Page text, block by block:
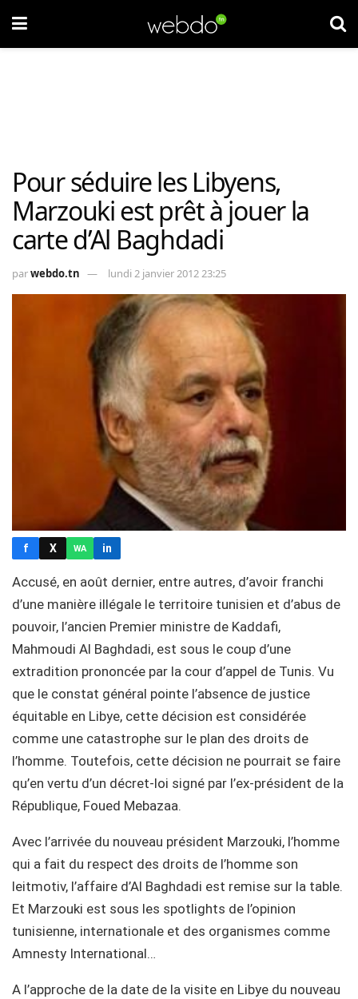
Pour séduire les Libyens,
Marzouki est prêt à jouer la
carte d’Al Baghdadi
parwebdo.tn lundi 2 janvier 2012 23:25
f X WA in
Accusé, en août dernier, entre autres, d’avoir franchi
d’une manière illégale le territoire tunisien et d’abus de
pouvoir, l’ancien Premier ministre de Kaddafi,
Mahmoudi Al Baghdadi, est sous le coup d’une
extradition prononcée par la cour d’appel de Tunis. Vu
que le constat général pointe l’absence de justice
équitable en Libye, cette décision est considérée
comme une catastrophe sur le plan des droits de
l’homme. Toutefois, cette décision ne pourrait se faire
qu’en vertu d’un décret-loi signé par l’ex-président de la
République, Foued Mebazaa.
Avec l’arrivée du nouveau président Marzouki, l’homme
qui a fait du respect des droits de l’homme son
leitmotiv, l’affaire d’Al Baghdadi est remise sur la table.
Et Marzouki est sous les spotlights de l’opinion
tunisienne, internationale et des organismes comme
Amnesty International…
A l’approche de la date de la visite en Libye du nouveau